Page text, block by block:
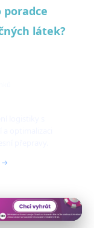
poradce
látek?
→